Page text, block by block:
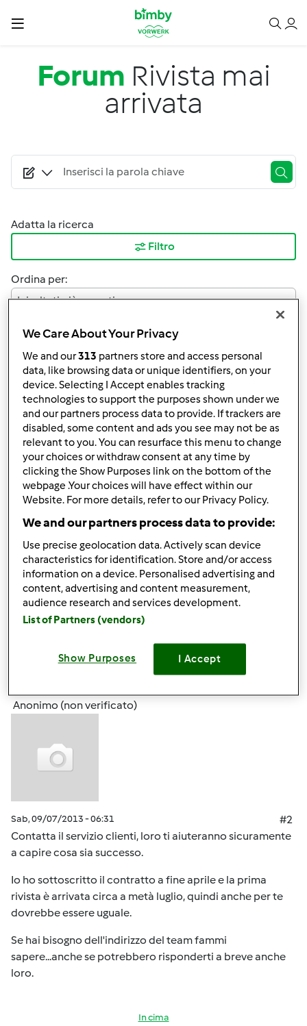
Salta al contenuto principale
Forum Rivista mai
arrivata
Adatta la ricerca
Filtro
Ordina per:
I risultati più recenti
Risultati per pagina:
10
3 | Ultimo messaggio
Risposta rapida
Anonimo (non verificato)
Ven, 09/06/2013 - 11:22
Ho preso il Bimby a fine aprile e non ho mai ricevuto
nessuna copia della rivista. Che devo fare?
registratiper poter commentare
Anonimo (non verificato)
Sab, 09/07/2013 - 06:31
#2
Contatta il servizio clienti, loro ti aiuteranno sicuramente
a capire cosa sia successo.
Io ho sottoscritto il contratto a fine aprile e la prima
rivista è arrivata circa a metà luglio, quindi anche per te
dovrebbe essere uguale.
Se hai bisogno dell'indirizzo del team fammi
sapere...anche se potrebbero risponderti a breve anche
loro.
In cima
We Care About Your Privacy
We and our313 partners store and access personal
data, like browsing data or unique identifiers, on your
device. Selecting I Accept enables tracking
technologies to support the purposes shown under we
and our partners process data to provide. If trackers are
disabled, some content and ads you see may not be as
relevant to you. You can resurface this menu to change
your choices or withdraw consent at any time by
clicking the Show Purposes link on the bottom of the
webpage .Your choices will have effect within our
Website. For more details, refer to our Privacy Policy.
We and our partners process data to provide:
Use precise geolocation data. Actively scan device
characteristics for identification. Store and/or access
information on a device. Personalised advertising and
content, advertising and content measurement,
audience research and services development.
List of Partners (vendors)
Show Purposes I Accept